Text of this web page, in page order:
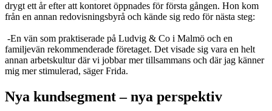
drygt ett år efter att kontoret öppnades för första gången. Hon kom
från en annan redovisningsbyrå och kände sig redo för nästa steg:
-En vän som praktiserade på Ludvig & Co i Malmö och en
familjevän rekommenderade företaget. Det visade sig vara en helt
annan arbetskultur där vi jobbar mer tillsammans och där jag känner
mig mer stimulerad, säger Frida.
Nya kundsegment – nya perspektiv